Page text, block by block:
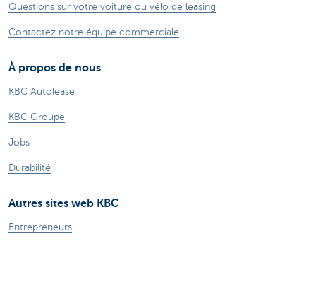
Questions sur votre voiture ou vélo de leasing
Contactez notre équipe commerciale
À propos de nous
KBC Autolease
KBC Groupe
Jobs
Durabilité
Autres sites web KBC
Entrepreneurs